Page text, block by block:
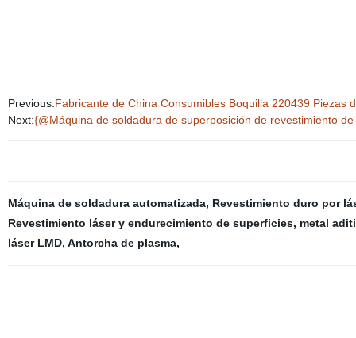
Previous:Fabricante de China Consumibles Boquilla 220439 Piezas
Next:{@Máquina de soldadura de superposición de revestimiento
Máquina de soldadura automatizada, Revestimiento duro por
Revestimiento láser y endurecimiento de superficies, metal
láser LMD, Antorcha de plasma,